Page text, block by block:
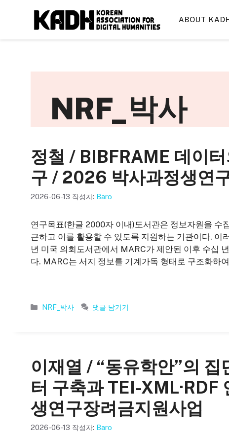
ABOUT
NRF_박사
정철 / BIBFRAME 데이
구 / 2026 박사과정생연
2026-06-13 작성자: Baro
연구목표(한글 2000자 이내)도서관은 정보자원을 수
근하고 이를 활용할 수 있도록 지원하는 기관이다.
년 미국 의회도서관에서 MARC가 제안된 이후 수십
다. MARC는 서지 정보를 기계가독 형태로 구조화하
카
NRF_박사 댓글 남기기
이재열 / “동유학안”의
터 구축과 TEI-
생연구장려금지원사업
2026-06-13 작성자: Baro